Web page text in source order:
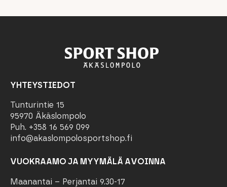
YHTEYSTIEDOT
Tunturintie 15
95970 Äkäslompolo
Puh. +358 16 569 099
info@akaslompolosportshop.fi
VUOKRAAMO JA MYYMÄLÄ AVOINNA
Maanantai – Perjantai 9.30-17